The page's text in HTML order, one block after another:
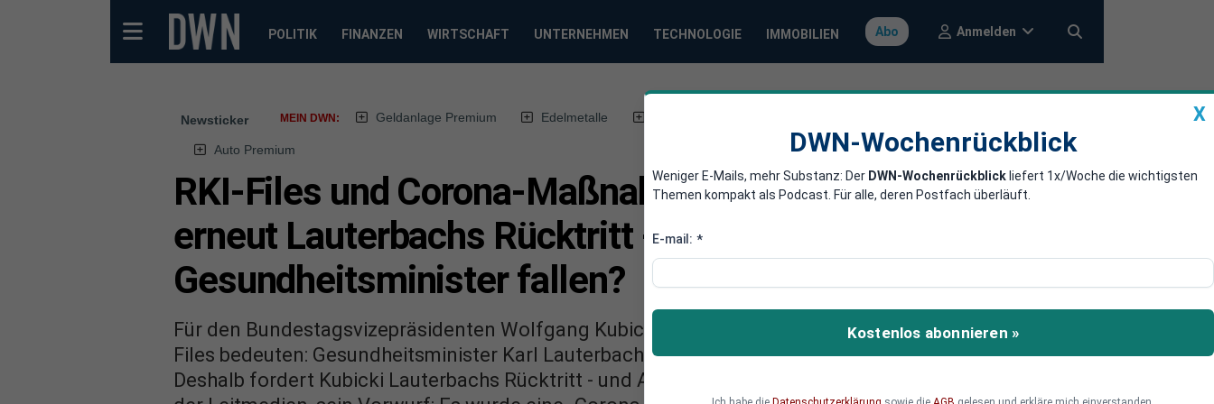
POLITIK FINANZEN WIRTSCHAFT UNTERNEHMEN TECHNOLOGIE IMMOBILIEN Abo Anmelden
Newsticker MEIN DWN: Geldanlage Premium Edelmetalle
Auto Premium
RKI-Files und Corona-Maßnahmen: Kubicki fordert
erneut Lauterbachs Rücktritt - lässt Scholz den
Gesundheitsminister fallen?
Für den Bundestagsvizepräsidenten Wolfgang Kubicki (FDP) ist klar, was die entschwärzten RKI-
Files bedeuten: Gesundheitsminister Karl Lauterbach (SPD) hat getrickst, getäuscht und gelogen.
Deshalb fordert Kubicki Lauterbachs Rücktritt - und Aufklärung über die fehlende Transparenz
X
DWN-Wochenrückblick
Weniger E-Mails, mehr Substanz: Der DWN-Wochenrückblick liefert 1x/Woche die wichtigsten
Themen kompakt als Podcast. Für alle, deren Postfach überläuft.
E-mail: *
Kostenlos abonnieren »